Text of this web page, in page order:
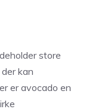
store
kan
er avocado en